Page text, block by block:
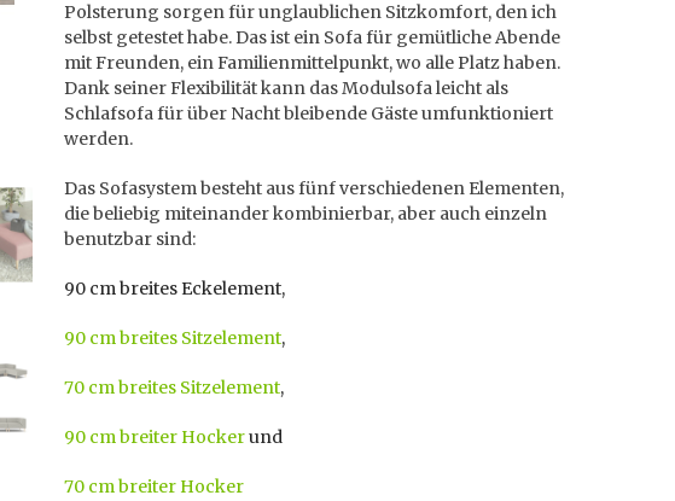
Polsterung sorgen für unglaublichen Sitzkomfort, den ich
selbst getestet habe. Das ist ein Sofa für gemütliche Abende
mit Freunden, ein Familienmittelpunkt, wo alle Platz haben.
Dank seiner Flexibilität kann das Modulsofa leicht als
Schlafsofa für über Nacht bleibende Gäste umfunktioniert
werden.
Das Sofasystem besteht aus fünf verschiedenen Elementen,
die beliebig miteinander kombinierbar, aber auch einzeln
benutzbar sind:
90 cm breites Eckelement,
90 cm breites Sitzelement,
70 cm breites Sitzelement,
90 cm breiter Hockerund
70 cm breiter Hocker